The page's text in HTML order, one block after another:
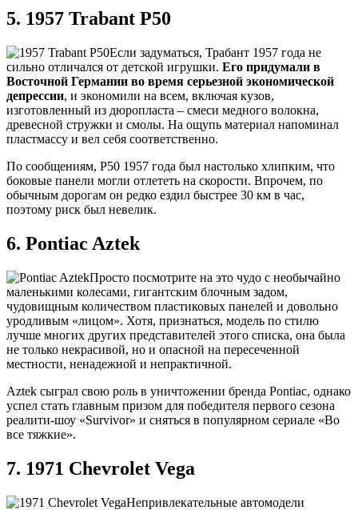
5. 1957 Trabant P50
Если задуматься, Трабант 1957 года не
сильно отличался от детской игрушки. Его придумали в
Восточной Германии во время серьезной экономической
депрессии, и экономили на всем, включая кузов,
изготовленный из дюропласта – смеси медного волокна,
древесной стружки и смолы. На ощупь материал напоминал
пластмассу и вел себя соответственно.
По сообщениям, P50 1957 года был настолько хлипким, что
боковые панели могли отлететь на скорости. Впрочем, по
обычным дорогам он редко ездил быстрее 30 км в час,
поэтому риск был невелик.
6. Pontiac Aztek
Просто посмотрите на это чудо с необычайно
маленькими колесами, гигантским блочным задом,
чудовищным количеством пластиковых панелей и довольно
уродливым «лицом». Хотя, признаться, модель по стилю
лучше многих других представителей этого списка, она была
не только некрасивой, но и опасной на пересеченной
местности, ненадежной и непрактичной.
Aztek сыграл свою роль в уничтожении бренда Pontiac, однако
успел стать главным призом для победителя первого сезона
реалити-шоу «Survivor» и сняться в популярном сериале «Во
все тяжкие».
7. 1971 Chevrolet Vega
Непривлекательные автомодели